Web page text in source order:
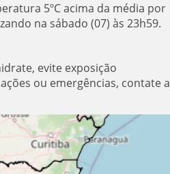
5ºC acima da média por
na sábado (07) às 23h59.
evite exposição
ou emergências, contate a